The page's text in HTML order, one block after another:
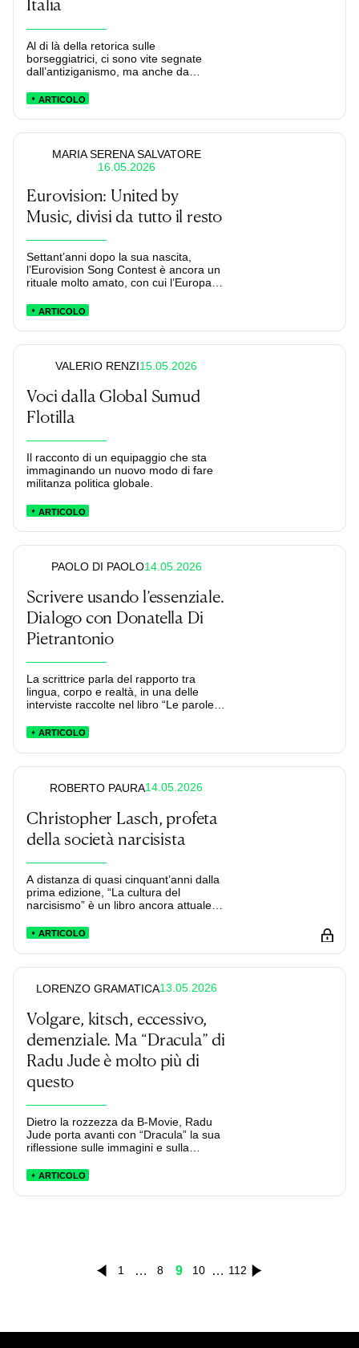
Italia
Al di là della retorica sulle
borseggiatrici, ci sono vite segnate
dall’antiziganismo, ma anche da
ARTICOLO
MARIA SERENA SALVATORE
16.05.2026
Eurovision: United by
Music, divisi da tutto il resto
Settant’anni dopo la sua nascita,
l’Eurovision Song Contest è ancora un
rituale molto amato, con cui l’Europa
progressista. Sul suo palco si
dalla realtà, che mescola buoni
sentimenti, intrattenimento camp e
diplomazia. Ma la situazione
geopolitica contemporanea rende
alla neutralità, edizione dopo edizione.
ARTICOLO
VALERIO RENZI15.05.2026
Voci dalla Global Sumud
Flotilla
Il racconto di un equipaggio che sta
immaginando un nuovo modo di fare
militanza politica globale.
ARTICOLO
PAOLO DI PAOLO14.05.2026
Scrivere usando l’essenziale.
Dialogo con Donatella Di
Pietrantonio
La scrittrice parla del rapporto tra
lingua, corpo e realtà, in una delle
interviste raccolte nel libro “Le parole
ARTICOLO
ROBERTO PAURA14.05.2026
Christopher Lasch, profeta
della società narcisista
A distanza di quasi cinquant’anni dalla
prima edizione, “La cultura del
narcisismo” è un libro ancora attuale.
autore.
ARTICOLO
LORENZO GRAMATICA13.05.2026
Volgare, kitsch, eccessivo,
demenziale. Ma “Dracula” di
Radu Jude è molto più di
questo
Dietro la rozzezza da B-Movie, Radu
Jude porta avanti con “Dracula” la sua
riflessione sulle immagini e sulla
ARTICOLO
1 … 8 9 10 … 112